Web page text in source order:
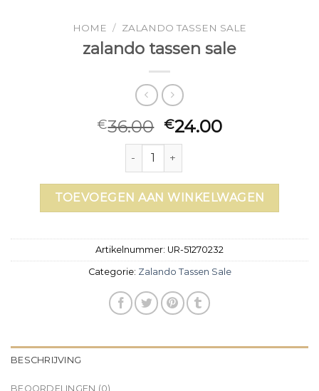
HOME / ZALANDO TASSEN SALE
zalando tassen sale
€36.00 €24.00
zalando tassen sale aantal
TOEVOEGEN AAN WINKELWAGEN
Artikelnummer: UR-51270232
Categorie: Zalando Tassen Sale
BESCHRIJVING
BEOORDELINGEN (0)